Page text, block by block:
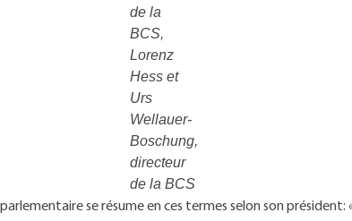
de la
BCS,
Lorenz
Hess et
Urs
Wellauer-
Boschung,
directeur
de la BCS
se résume en ces termes selon son président: